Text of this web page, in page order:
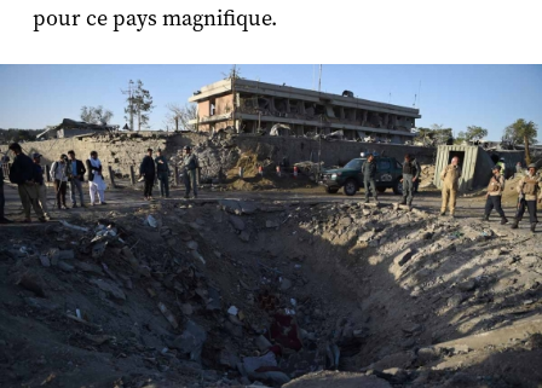
pour ce pays magnifique.